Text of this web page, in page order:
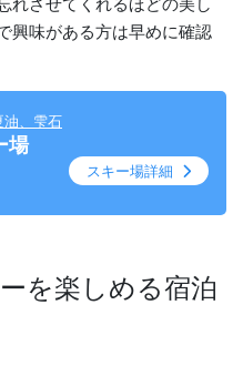
興味がある方は早めに確認
油、雫石
場
スキー場詳細
を楽しめる宿泊